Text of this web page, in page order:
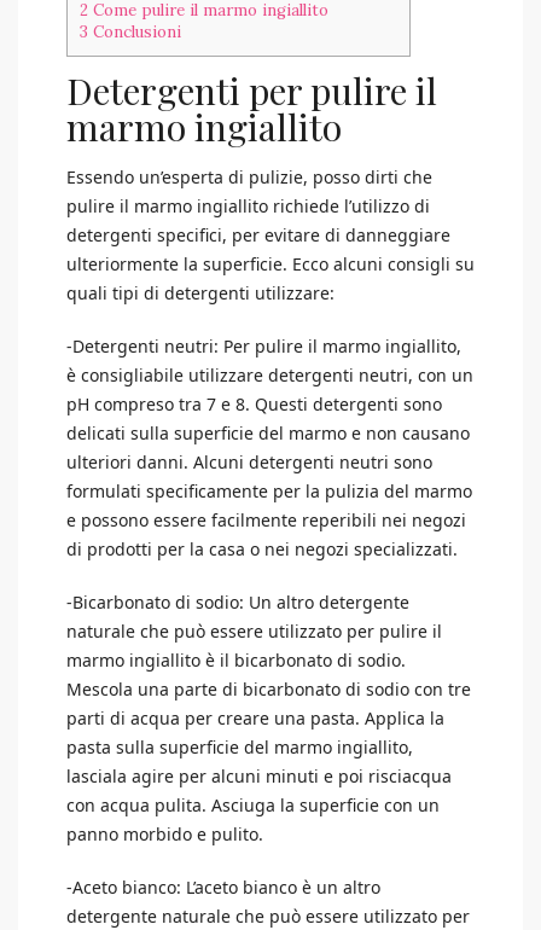
2 Come pulire il marmo ingiallito
3 Conclusioni
Detergenti per pulire il
marmo ingiallito
Essendo un’esperta di pulizie, posso dirti che
pulire il marmo ingiallito richiede l’utilizzo di
detergenti specifici, per evitare di danneggiare
ulteriormente la superficie. Ecco alcuni consigli su
quali tipi di detergenti utilizzare:
-Detergenti neutri: Per pulire il marmo ingiallito,
è consigliabile utilizzare detergenti neutri, con un
pH compreso tra 7 e 8. Questi detergenti sono
delicati sulla superficie del marmo e non causano
ulteriori danni. Alcuni detergenti neutri sono
formulati specificamente per la pulizia del marmo
e possono essere facilmente reperibili nei negozi
di prodotti per la casa o nei negozi specializzati.
-Bicarbonato di sodio: Un altro detergente
naturale che può essere utilizzato per pulire il
marmo ingiallito è il bicarbonato di sodio.
Mescola una parte di bicarbonato di sodio con tre
parti di acqua per creare una pasta. Applica la
pasta sulla superficie del marmo ingiallito,
lasciala agire per alcuni minuti e poi risciacqua
con acqua pulita. Asciuga la superficie con un
panno morbido e pulito.
-Aceto bianco: L’aceto bianco è un altro
detergente naturale che può essere utilizzato per